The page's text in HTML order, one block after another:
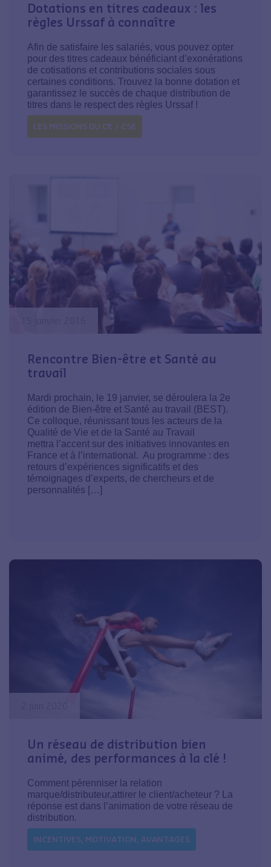
Dotations en titres cadeaux : les
règles Urssaf à connaître
Afin de satisfaire les salariés, vous pouvez opter
pour des titres cadeaux bénéficiant d’exonérations
de cotisations et contributions sociales sous
certaines conditions. Trouvez la bonne dotation et
garantissez le succès de chaque distribution de
titres dans le respect des règles Urssaf !
LES MISSIONS DU CE / CSE
Rencontre Bien-être et Santé au
travail
Mardi prochain, le 19 janvier, se déroulera la 2e
édition de Bien-être et Santé au travail (BEST).
Ce colloque, réunissant tous les acteurs de la
Qualité de Vie et de la Santé au Travail
mettra l’accent sur des initiatives innovantes en
France et à l’international. Au programme : des
retours d’expériences significatifs et des
témoignages d’experts, de chercheurs et de
personnalités […]
Un réseau de distribution bien
animé, des performances à la clé !
Comment pérenniser la relation
marque/distributeur,attirer le client/acheteur ? La
réponse est dans l’animation de votre réseau de
distribution.
INCENTIVES, MOTIVATION, AVANTAGES